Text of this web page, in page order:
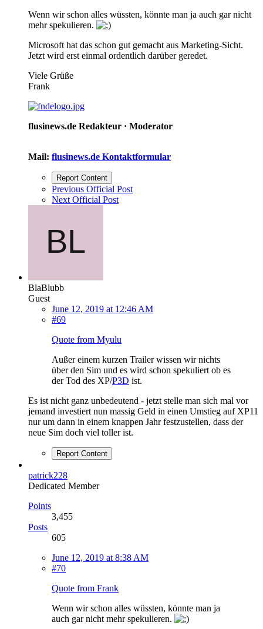
Wenn wir schon alles wüssten, könnte man ja auch gar nicht
mehr spekulieren.
Microsoft hat das schon gut gemacht aus Marketing-Sicht.
Jetzt wird erst einmal ordentlich darüber geredet.
Viele Grüße
Frank
flusinews.de Redakteur · Moderator
Mail: flusinews.de Kontaktformular
Report Content
Previous Official Post
Next Official Post
BlaBlubb
Guest
June 12, 2019 at 12:46 AM
#69
Quote from Myulu
Außer einem kurzen Trailer wissen wir nichts
über den Sim und es wird schon spekuliert ob es
der Tod des XP/P3D ist.
Es ist nicht ganz unbedeutend - jetzt stelle man sich mal vor
jemand investiert nun massig Geld in einen Umstieg auf XP11
nur um dann in einem knappen Jahr festzustellen, dass der
neue Sim doch viel toller ist.
Report Content
patrick228
Dedicated Member
Points
3,455
Posts
605
June 12, 2019 at 8:38 AM
#70
Quote from Frank
Wenn wir schon alles wüssten, könnte man ja
auch gar nicht mehr spekulieren.